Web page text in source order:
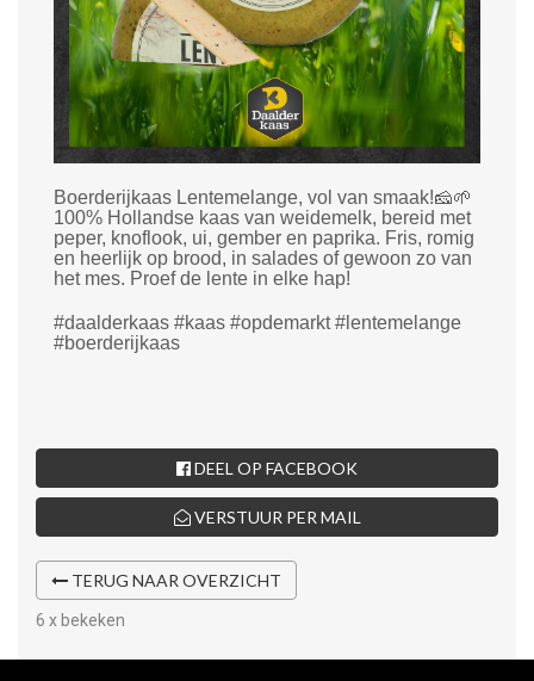
Boerderijkaas Lentemelange, vol van smaak!🧀🌱
100% Hollandse kaas van weidemelk, bereid met
peper, knoflook, ui, gember en paprika. Fris, romig
en heerlijk op brood, in salades of gewoon zo van
het mes. Proef de lente in elke hap!
#daalderkaas #kaas #opdemarkt #lentemelange
#boerderijkaas
DEEL OP FACEBOOK
VERSTUUR PER MAIL
TERUG NAAR OVERZICHT
6 x bekeken